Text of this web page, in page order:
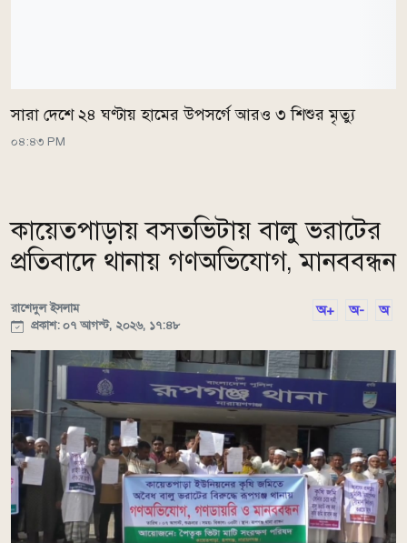
সারা দেশে ২৪ ঘণ্টায় হামের উপসর্গে আরও ৩ শিশুর মৃত্যু
০৪:৪৩ PM
কায়েতপাড়ায় বসতভিটায় বালু ভরাটের
প্রতিবাদে থানায় গণঅভিযোগ, মানববন্ধন
রাশেদুল ইসলাম
প্রকাশ: ০৭ আগস্ট, ২০২৬, ১৭:৪৮
অ+ অ- অ